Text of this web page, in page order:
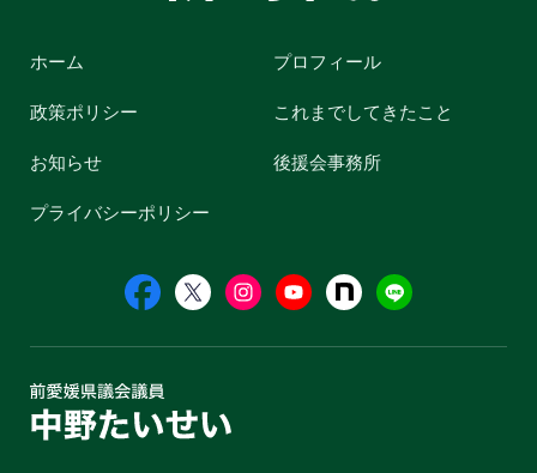
ホーム プロフィール
政策ポリシー これまでしてきたこと
お知らせ 後援会事務所
プライバシーポリシー